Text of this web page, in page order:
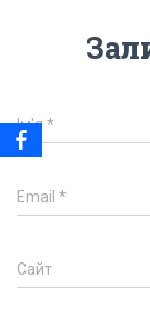
Ім'я *
Email *
Сайт